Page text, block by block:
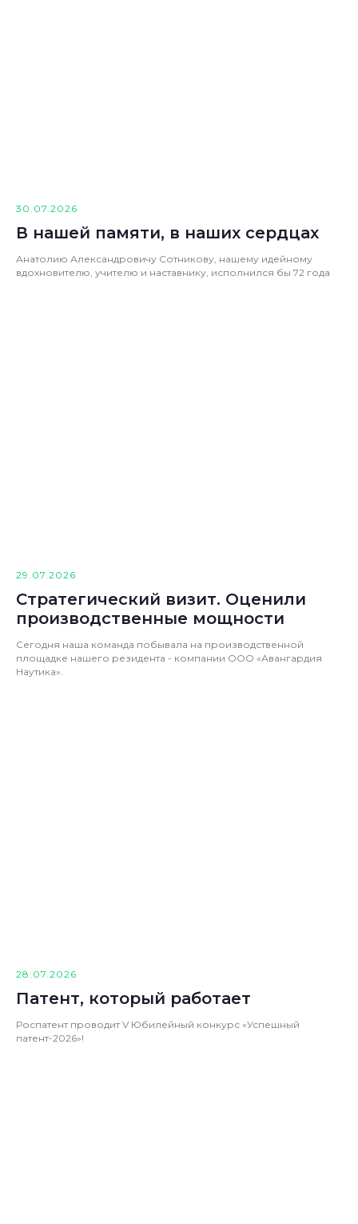
30.07.2026
В нашей памяти, в наших сердцах
Анатолию Александровичу Сотникову, нашему идейному
вдохновителю, учителю и наставнику, исполнился бы 72 года
29.07.2026
Стратегический визит. Оценили
производственные мощности
Сегодня наша команда побывала на производственной
площадке нашего резидента - компании ООО «Авангардия
Наутика».
28.07.2026
Патент, который работает
Роспатент проводит V Юбилейный конкурс «Успешный
патент-2026»!